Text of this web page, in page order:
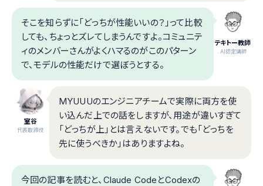
テキトー教師
.AI認定講師
そこを知らずに「どっちが性能いいの？」って比較
しても、ちょっとズレてしまうんですよ。コミュニテ
ィのメンバーさんがよくハマるのがこのパターン
で、モデルの性能だけで選ぼうとする。
室谷
代表取締役
MYUUUのエンジニアチームで実際に両方を使
い込んだ上での話をしますが、用途が違いすぎて
「どっちが上」とは言えないです。でも「どっちを
先に使うべきか」はありますよね。
今回の記事を読むと、Claude CodeとCodexの